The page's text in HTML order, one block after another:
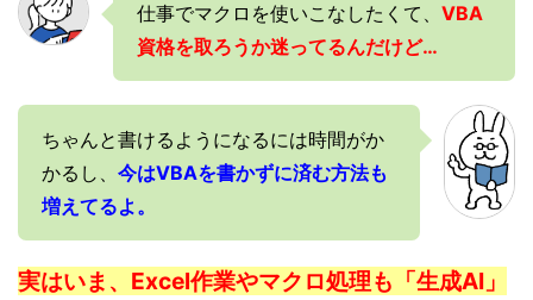
仕事でマクロを使いこなしたくて、 VBA
資格を取ろうか迷ってるんだけど…
ちゃんと書けるようになるには時間がか
かるし、 今はVBAを書かずに済む方法も
増えてるよ。
実はいま、Excel作業やマクロ処理も「生成AI」